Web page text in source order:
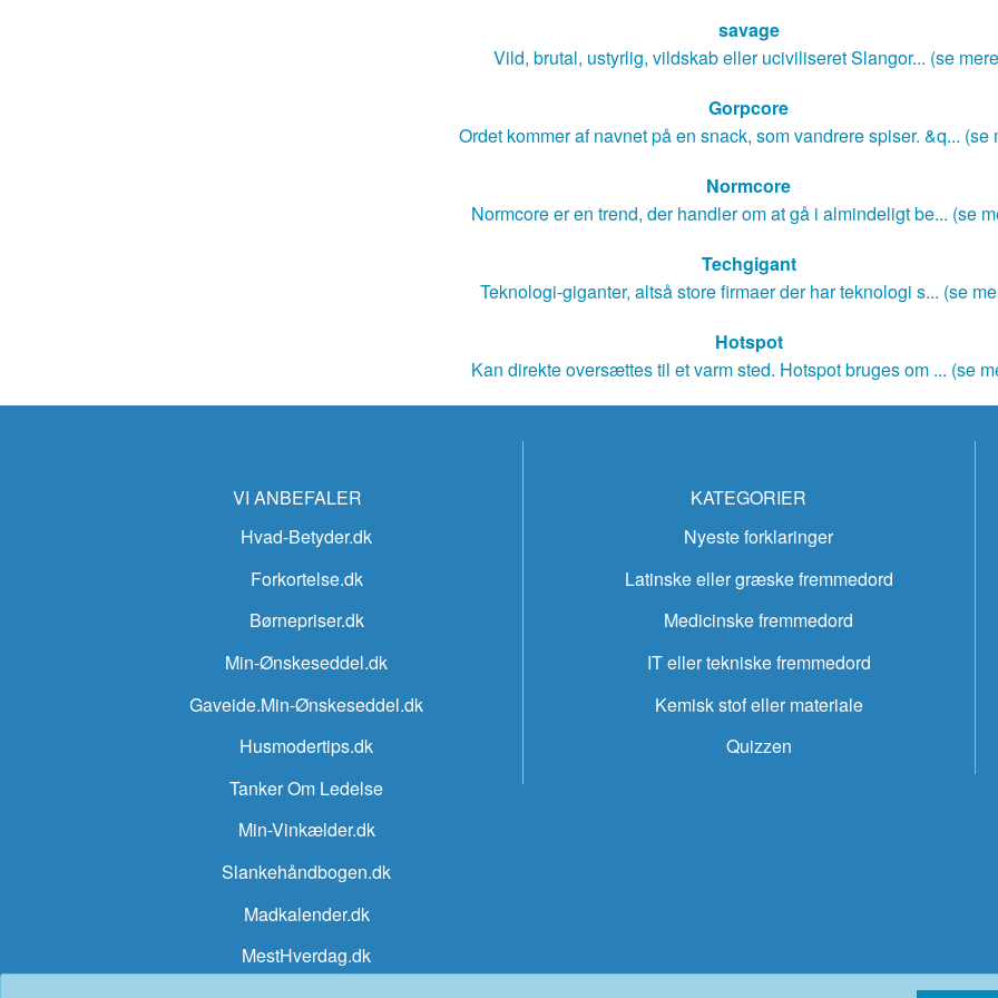
savage
Vild, brutal, ustyrlig, vildskab eller uciviliseret Slangor... (se
Gorpcore
Ordet kommer af navnet på en snack, som vandrere spiser. &q... (se
Normcore
Normcore er en trend, der handler om at gå i almindeligt be... (se
Techgigant
Teknologi-giganter, altså store firmaer der har teknologi s... (se
Hotspot
Kan direkte oversættes til et varm sted. Hotspot bruges om ... (se
VI ANBEFALER
Hvad-Betyder.dk
Forkortelse.dk
Børnepriser.dk
Min-Ønskeseddel.dk
Gaveide.Min-Ønskeseddel.dk
Husmodertips.dk
Tanker Om Ledelse
Min-Vinkælder.dk
Slankehåndbogen.dk
Madkalender.dk
MestHverdag.dk
KATEGORIER
Nyeste forklaringer
Latinske eller græske fremmedord
Medicinske fremmedord
IT eller tekniske fremmedord
Kemisk stof eller materiale
Quizzen